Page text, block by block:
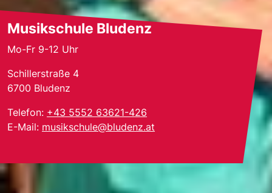
Musikschule Bludenz
Mo-Fr 9-12 Uhr
Schillerstraße 4
6700 Bludenz
Telefon: +43 5552 63621-426
E-Mail: musikschule@bludenz.at